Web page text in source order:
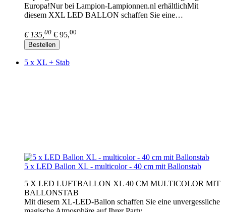
Europa!Nur bei Lampion-Lampionnen.nl erhältlichMit
diesem XXL LED BALLON schaffen Sie eine…
€ 135, 00 € 95,00
Bestellen
5 x XL + Stab
5 x LED Ballon XL - multicolor - 40 cm mit Ballonstab
5 X LED LUFTBALLON XL 40 CM MULTICOLOR MIT
BALLONSTAB
Mit diesem XL-LED-Ballon schaffen Sie eine unvergessliche